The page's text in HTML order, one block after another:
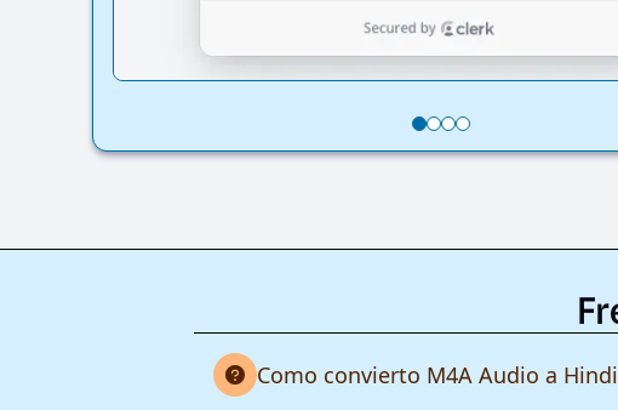
Como convierto M4A Audio a